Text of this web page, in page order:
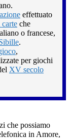
effettuato
che
o francese,
.
,
per giochi
XV secolo
che possiamo
in Amore,